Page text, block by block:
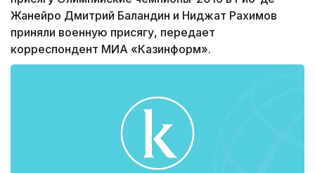
Жанейро Дмитрий Баландин и Ниджат Рахимов
приняли военную присягу, передает
корреспондент МИА «Казинформ».